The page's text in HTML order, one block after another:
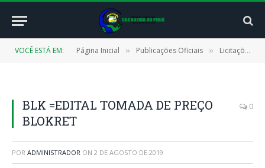
VOCÊ ESTÁ EM: Página Inicial » Publicações Oficiais » Licitações
BLK =EDITAL TOMADA DE PREÇO
BLOKRET
0
POR ADMINISTRADOR ON 2 DE AGOSTO DE 2019